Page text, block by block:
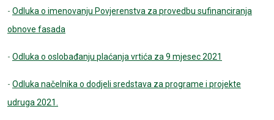
- Odluka o imenovanju Povjerenstva za provedbu sufinanciranja
obnove fasada
- Odluka o oslobađanju plaćanja vrtića za 9 mjesec 2021
- Odluka načelnika o dodjeli sredstava za programe i projekte
udruga 2021.